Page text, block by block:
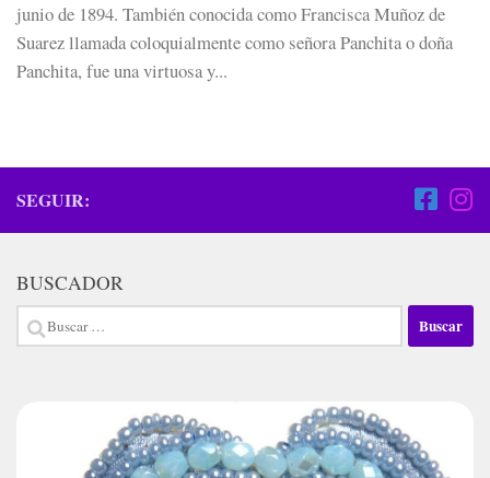
junio de 1894. También conocida como Francisca Muñoz de
Suarez llamada coloquialmente como señora Panchita o doña
Panchita, fue una virtuosa y...
SEGUIR:
BUSCADOR
Buscar: